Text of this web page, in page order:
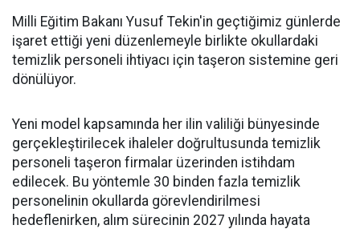
Milli Eğitim Bakanı Yusuf Tekin'in geçtiğimiz günlerde
işaret ettiği yeni düzenlemeyle birlikte okullardaki
temizlik personeli ihtiyacı için taşeron sistemine geri
dönülüyor.
Yeni model kapsamında her ilin valiliği bünyesinde
gerçekleştirilecek ihaleler doğrultusunda temizlik
personeli taşeron firmalar üzerinden istihdam
edilecek. Bu yöntemle 30 binden fazla temizlik
personelinin okullarda görevlendirilmesi
hedeflenirken, alım sürecinin 2027 yılında hayata